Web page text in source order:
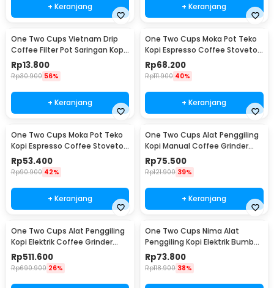
+ Keranjang + Keranjang
One Two Cups Vietnam Drip
Coffee Filter Pot Saringan Kopi
180ml 8Q - LC1
Rp13.800
Rp30.900 56%
+ Keranjang
One Two Cups Moka Pot Teko
Kopi Espresso Coffee Stovetop
4 Cup 200ml - Z20
Rp68.200
Rp111.900 40%
+ Keranjang
One Two Cups Moka Pot Teko
Kopi Espresso Coffee Stovetop
2 Cup 100ml - Z20
Rp53.400
Rp90.900 42%
+ Keranjang
One Two Cups Alat Penggiling
Kopi Manual Coffee Grinder
Wood - 16290
Rp75.500
Rp121.900 39%
+ Keranjang
One Two Cups Alat Penggiling
Kopi Elektrik Coffee Grinder
Adjustable - 600N
Rp511.600
Rp690.900 26%
One Two Cups Nima Alat
Penggiling Kopi Elektrik Bumbu
Coffee Grinder - NM-8300
Rp73.800
Rp118.900 38%